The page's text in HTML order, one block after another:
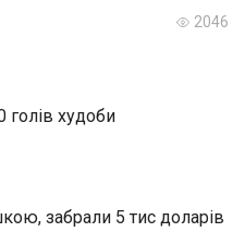
2046
голів худоби
забрали 5 тис доларів